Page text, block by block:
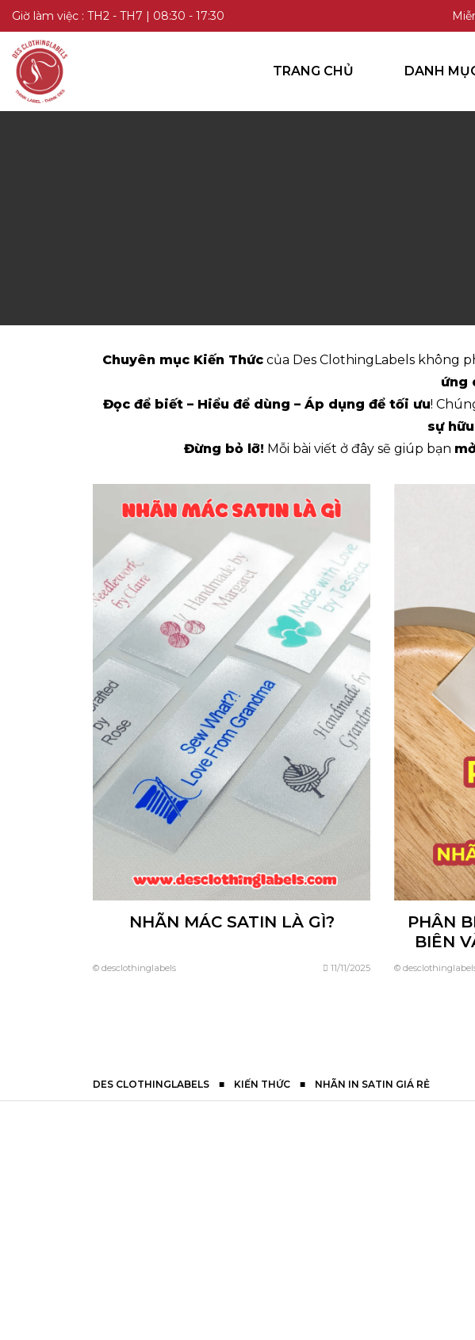
Giờ làm việc : TH2 - TH7 | 08:30 - 17:30
TRANG CHỦ DANH
Chuyên mục Kiến Thứccủa Des ClothingLabels không
ứng
Đọc để biết – Hiểu để dùng – Áp dụng để tối ưu!
sự
Đừng bỏ lỡ! Mỗi bài viết ở đây sẽ giúp bạn
NHÃN MÁC SATIN LÀ GÌ?
© desclothinglabels 11/11/2025
PHÂN BIỆT NHÃN IN SATIN CÓ
BIÊN VÀ SATIN KHÔNG BIÊN
PHÂN
BIÊN
©
DES CLOTHINGLABELS ■ KIẾN THỨC ■ NHÃN IN SATIN GIÁ RẺ
TRANG CHỦ
DANH MỤC SẢN PHẨM
KIẾN THỨC